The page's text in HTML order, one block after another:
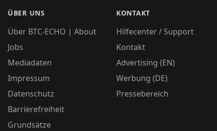
ÜBER UNS
Über BTC-ECHO | About
Jobs
Mediadaten
Impressum
Datenschutz
Barrierefreiheit
Grundsätze
KONTAKT
Hilfecenter / Support
Kontakt
Advertising (EN)
Werbung (DE)
Pressebereich